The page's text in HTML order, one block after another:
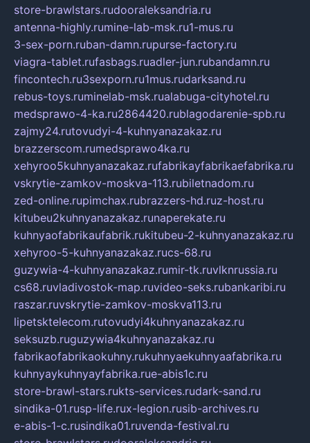
store-brawlstars.rudooraleksandria.ru
antenna-highly.rumine-lab-msk.ru1-mus.ru
3-sex-porn.ruban-damn.rupurse-factory.ru
viagra-tablet.rufasbags.ruadler-jun.rubandamn.ru
fincontech.ru3sexporn.ru1mus.rudarksand.ru
rebus-toys.ruminelab-msk.rualabuga-cityhotel.ru
medsprawo-4-ka.ru2864420.rublagodarenie-spb.ru
zajmy24.rutovudyi-4-kuhnyanazakaz.ru
brazzerscom.rumedsprawo4ka.ru
xehyroo5kuhnyanazakaz.rufabrikayfabrikaefabrika.ru
vskrytie-zamkov-moskva-113.rubiletnadom.ru
zed-online.rupimchax.rubrazzers-hd.ruz-host.ru
kitubeu2kuhnyanazakaz.runaperekate.ru
kuhnyaofabrikaufabrik.rukitubeu-2-kuhnyanazakaz.ru
xehyroo-5-kuhnyanazakaz.rucs-68.ru
guzywia-4-kuhnyanazakaz.rumir-tk.ruvlknrussia.ru
cs68.ruvladivostok-map.ruvideo-seks.rubankaribi.ru
raszar.ruvskrytie-zamkov-moskva113.ru
lipetsktelecom.rutovudyi4kuhnyanazakaz.ru
seksuzb.ruguzywia4kuhnyanazakaz.ru
fabrikaofabrikaokuhny.rukuhnyaekuhnyaafabrika.ru
kuhnyaykuhnyayfabrika.rue-abis1c.ru
store-brawl-stars.rukts-services.rudark-sand.ru
sindika-01.rusp-life.rux-legion.rusib-archives.ru
e-abis-1-c.rusindika01.ruvenda-festival.ru